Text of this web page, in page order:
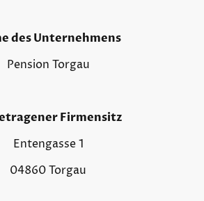
des Unternehmens
Pension Torgau
Firmensitz
Entengasse 1
04860 Torgau